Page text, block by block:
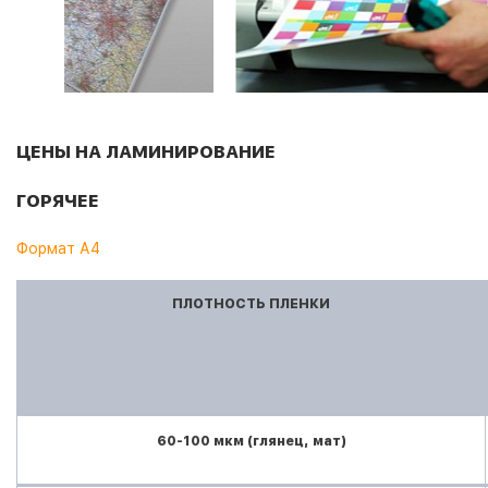
ЦЕНЫ НА ЛАМИНИРОВАНИЕ
ГОРЯЧЕЕ
Формат А4
ПЛОТНОСТЬ ПЛЕНКИ
60-100 мкм (глянец, мат)